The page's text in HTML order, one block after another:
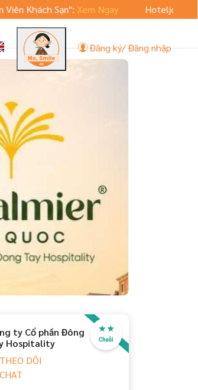
Sạn":Xem Ngay
Hoteljob.vn ra mắt
Đăng ký/ Đăng nhập
ty Cổ phần Đông
Hospitality
DÕI